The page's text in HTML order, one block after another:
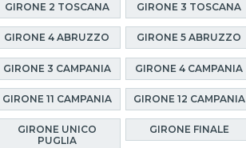
GIRONE 2 TOSCANA GIRONE 3 TOSCANA
GIRONE 4 ABRUZZO GIRONE 5 ABRUZZO
GIRONE 3 CAMPANIA GIRONE 4 CAMPANIA
GIRONE 11 CAMPANIA GIRONE 12 CAMPANIA
GIRONE UNICO
PUGLIA
GIRONE FINALE